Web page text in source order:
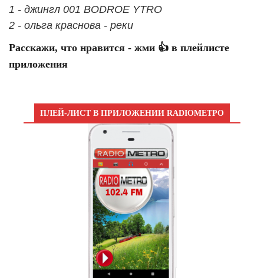
1 - джингл 001 BODROE YTRO
2 - ольга краснова - реки
Расскажи, что нравится - жми 👍 в плейлисте
приложения
ПЛЕЙ-ЛИСТ В ПРИЛОЖЕНИИ RADIOМЕТРО